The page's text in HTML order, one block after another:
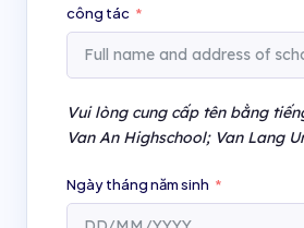
công tác
Vui lòng cung cấp tên bằng
Van An Highschool; Van Lang
Ngày tháng năm sinh